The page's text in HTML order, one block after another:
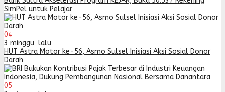
SimPel untuk Pelajar
04
3 minggu lalu
HUT Astra Motor ke-56, Asmo Sulsel Inisiasi Aksi Sosial Donor
Darah
05